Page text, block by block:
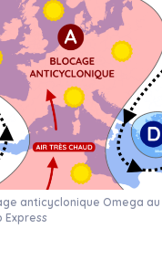
anticyclonique Omega au
Express